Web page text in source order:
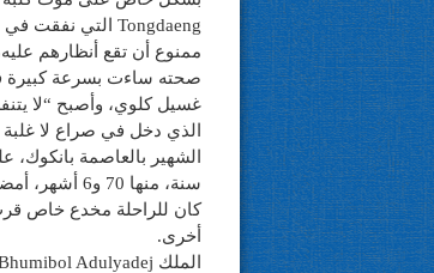
Tongdaeng التي نفقت في 26 ديسمبر الماضي، ورحيلها كان من الأسوأ عليه كما يبدو.
ممنوع أن تقع أنظارهم عليه، وفي عيد
صحته ساءت بسرعة كبيرة
غسيل كلوي، وأصبح “لا
الذي دخل في صراع لا
سنة، منها 70 و6 أشهر، أمضاها ملكاً على بلاد، يعتبرونه فيها كما “المعبود” الأرضي، هو وكلبته معاً.
كان للراحلة مخدع خاص
أخرى.